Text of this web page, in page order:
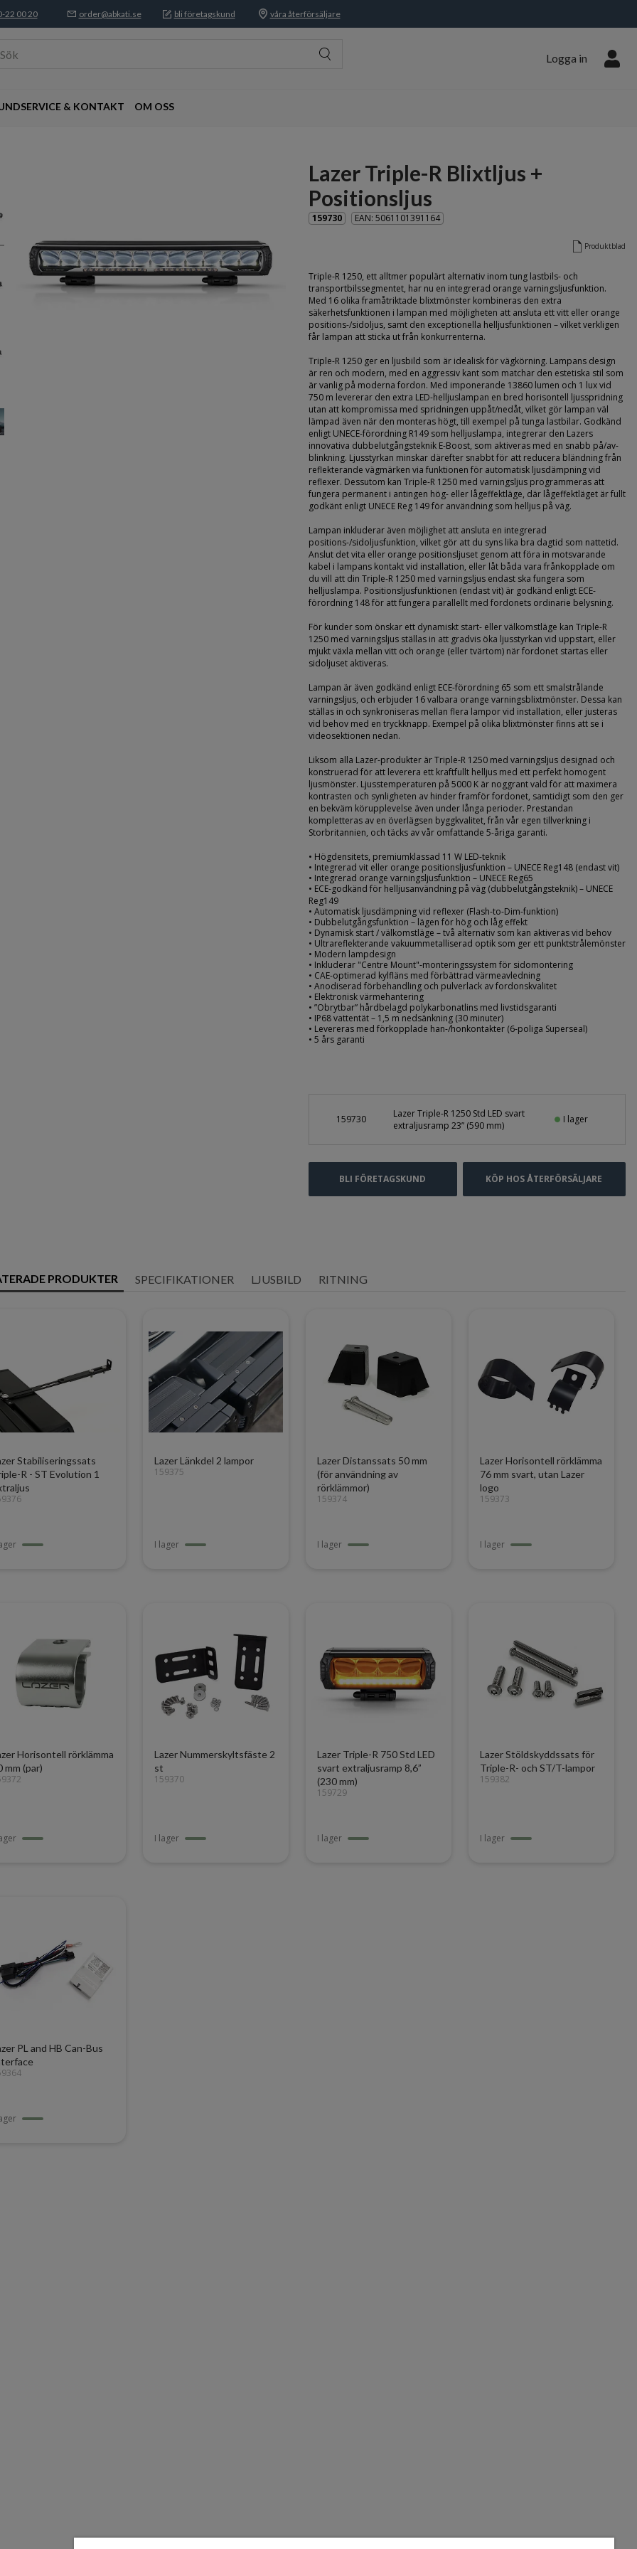
22 00 20 order@abkati.se bli företagskund våra återförsäljare
Sök Logga in
& KONTAKT OM OSS
Lazer Triple-R Blixtljus +
Positionsljus
159730 EAN: 5061101391164
Produktblad
Triple-R 1250, ett alltmer populärt alternativ inom tung lastbils- och
transportbilssegmentet, har nu en integrerad orange varningsljusfunktion.
Med 16 olika framåtriktade blixtmönster kombineras den extra
säkerhetsfunktionen i lampan med möjligheten att ansluta ett vitt eller orange
positions-/sidoljus, samt den exceptionella helljusfunktionen – vilket verkligen
får lampan att sticka ut från konkurrenterna.
Triple-R 1250 ger en ljusbild som är idealisk för vägkörning. Lampans design
är ren och modern, med en aggressiv kant som matchar den estetiska stil som
är vanlig på moderna fordon. Med imponerande 13860 lumen och 1 lux vid
750 m levererar den extra LED-helljuslampan en bred horisontell ljusspridning
utan att kompromissa med spridningen uppåt/nedåt, vilket gör lampan väl
lämpad även när den monteras högt, till exempel på tunga lastbilar. Godkänd
enligt UNECE-förordning R149 som helljuslampa, integrerar den Lazers
innovativa dubbelutgångsteknik E-Boost, som aktiveras med en snabb på/av-
blinkning. Ljusstyrkan minskar därefter snabbt för att reducera bländning från
reflekterande vägmärken via funktionen för automatisk ljusdämpning vid
reflexer. Dessutom kan Triple-R 1250 med varningsljus programmeras att
fungera permanent i antingen hög- eller lågeffektläge, där lågeffektläget är fullt
godkänt enligt UNECE Reg 149 för användning som helljus på väg.
Lampan inkluderar även möjlighet att ansluta en integrerad
positions-/sidoljusfunktion, vilket gör att du syns lika bra dagtid som nattetid.
Anslut det vita eller orange positionsljuset genom att föra in motsvarande
kabel i lampans kontakt vid installation, eller låt båda vara frånkopplade om
du vill att din Triple-R 1250 med varningsljus endast ska fungera som
helljuslampa. Positionsljusfunktionen (endast vit) är godkänd enligt ECE-
förordning 148 för att fungera parallellt med fordonets ordinarie belysning.
För kunder som önskar ett dynamiskt start- eller välkomstläge kan Triple-R
1250 med varningsljus ställas in att gradvis öka ljusstyrkan vid uppstart, eller
mjukt växla mellan vitt och orange (eller tvärtom) när fordonet startas eller
sidoljuset aktiveras.
Lampan är även godkänd enligt ECE-förordning 65 som ett smalstrålande
varningsljus, och erbjuder 16 valbara orange varningsblixtmönster. Dessa kan
ställas in och synkroniseras mellan flera lampor vid installation, eller justeras
vid behov med en tryckknapp. Exempel på olika blixtmönster finns att se i
videosektionen nedan.
Liksom alla Lazer-produkter är Triple-R 1250 med varningsljus designad och
konstruerad för att leverera ett kraftfullt helljus med ett perfekt homogent
ljusmönster. Ljusstemperaturen på 5000 K är noggrant vald för att maximera
kontrasten och synligheten av hinder framför fordonet, samtidigt som den ger
en bekväm körupplevelse även under långa perioder. Prestandan
kompletteras av en överlägsen byggkvalitet, från vår egen tillverkning i
Storbritannien, och täcks av vår omfattande 5-åriga garanti.
• Högdensitets, premiumklassad 11 W LED-teknik
• Integrerad vit eller orange positionsljusfunktion – UNECE Reg148 (endast vit)
• Integrerad orange varningsljusfunktion – UNECE Reg65
• ECE-godkänd för helljusanvändning på väg (dubbelutgångsteknik) – UNECE
Reg149
• Automatisk ljusdämpning vid reflexer (Flash-to-Dim-funktion)
• Dubbelutgångsfunktion – lägen för hög och låg effekt
• Dynamisk start / välkomstläge – två alternativ som kan aktiveras vid behov
• Ultrareflekterande vakuummetalliserad optik som ger ett punktstrålemönster
• Modern lampdesign
• Inkluderar "Centre Mount"-monteringssystem för sidomontering
• CAE-optimerad kylfläns med förbättrad värmeavledning
• Anodiserad förbehandling och pulverlack av fordonskvalitet
• Elektronisk värmehantering
• ”Obrytbar” hårdbelagd polykarbonatlins med livstidsgaranti
• IP68 vattentät – 1,5 m nedsänkning (30 minuter)
• Levereras med förkopplade han-/honkontakter (6-poliga Superseal)
• 5 års garanti
159730
Lazer Triple-R 1250 Std LED svart
extraljusramp 23” (590 mm)
I lager
BLI FÖRETAGSKUND KÖP HOS ÅTERFÖRSÄLJARE
PRODUKTER SPECIFIKATIONER LJUSBILD RITNING
Stabiliseringssats
R - ST Evolution 1
Lazer Länkdel 2 lampor
159375
I lager
Lazer Distanssats 50 mm
(för användning av
rörklämmor)
159374
I lager
Lazer Horisontell rörklämma
76 mm svart, utan Lazer
logo
159373
I lager
Horisontell rörklämma
mm (par)
Lazer Nummerskyltsfäste 2
st
159370
I lager
Lazer Triple-R 750 Std LED
svart extraljusramp 8,6”
(230 mm)
159729
I lager
Lazer Stöldskyddssats för
Triple-R- och ST/T-lampor
159382
I lager
PL and HB Can-Bus